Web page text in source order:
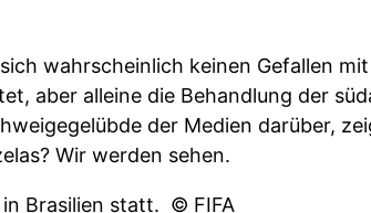
wahrscheinlich keinen Gefallen
aber alleine die Behandlung der
der Medien darüber,
Wir werden sehen.
Brasilien statt. © FIFA